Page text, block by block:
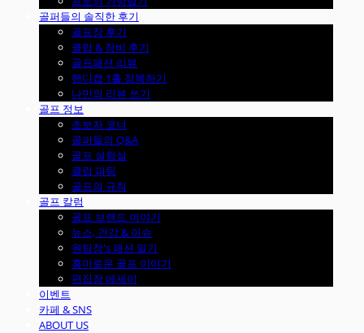
골퍼들의 솔직한 후기
골프장 후기
클럽 & 장비 후기
골프패션 리뷰
핸디캡 1홀 정복하기
나만의 리뷰 쓰기
골프 정보
초보자 코너
골퍼들의 Q&A
골프 실험실
클럽 피팅
골프의 규칙
골프 칼럼
골프 브랜드 이야기
뉴스, 건강 & 이슈
원팀장's 패션 일기
흥미로운 골프 이야기
편집장 에세이
이벤트
카페 & SNS
ABOUT US